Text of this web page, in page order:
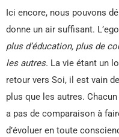
Ici encore, nous pouvons
donne un air suffisant.
plus d’éducation, plus de
les autres. La vie étant un
retour vers Soi, il est vain
plus que les autres.
a pas de comparaison à
d’évoluer en toute